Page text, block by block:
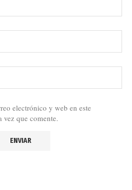
electrónico y web en este
vez que comente.